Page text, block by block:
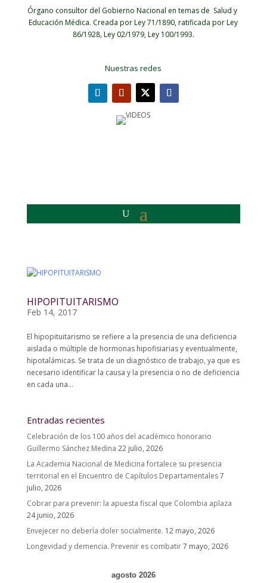
Órgano consultor del Gobierno Nacional en temas de Salud y
Educación Médica. Creada por Ley 71/1890, ratificada por Ley
86/1928, Ley 02/1979, Ley 100/1993.
Nuestras redes
HIPOPITUITARISMO
Feb 14, 2017
El hipopituitarismo se refiere a la presencia de una deficiencia
aislada o múltiple de hormonas hipofisiarias y eventualmente,
hipotalámicas. Se trata de un diagnóstico de trabajo, ya que es
necesario identificar la causa y la presencia o no de deficiencia
en cada una...
Entradas recientes
Celebración de los 100 años del académico honorario
Guillermo Sánchez Medina 22 julio, 2026
La Academia Nacional de Medicina fortalece su presencia
territorial en el Encuentro de Capítulos Departamentales7
julio, 2026
Cobrar para prevenir: la apuesta fiscal que Colombia aplaza
24 junio, 2026
Envejecer no debería doler socialmente. 12 mayo, 2026
Longevidad y demencia. Prevenir es combatir7 mayo, 2026
agosto 2026